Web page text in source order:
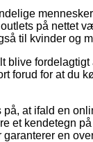
på nettet
til kvinder og
blive
forud for at du
at ifald en
et kendetegn
garanterer en